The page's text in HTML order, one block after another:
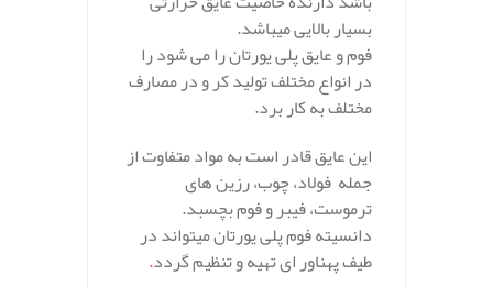
بسیار بالایی میباشد.
فوم و عایق پلی یورتان را می شود را
در انواع مختلف تولید کر و در مصارف
مختلف به کار برد.
این عایق قادر است به مواد متفاوت از
جمله فولاد، چوب، رزین های
ترموست، فیبر و فوم بچسبد.
دانسیته فوم پلی یورتان میتواند در
طیف پهناور ای تهیه و تنظیم گردد.